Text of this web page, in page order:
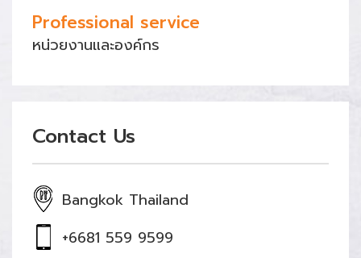
Professional service
หน่วยงานและองค์กร
Contact Us
Bangkok Thailand
+6681 559 9599